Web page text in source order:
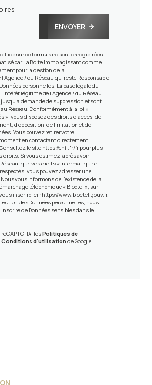
ENVOYER
sur ce formulaire sont enregistrées
par La Boite Immo agissant comme
pour la gestion de la
/ du Réseau qui reste Responsable
personnelles. La base légale du
légitime de l'Agence / du Réseau.
demande de suppression et sont
Réseau. Conformément à la loi «
», vous disposez des droits d’accès, de
d’opposition, de limitation et de
Vous pouvez retirer votre
en contactant directement
Consultez le site https://cnil.fr/frpour plus
droits. Si vous estimez, après avoir
que vos droits « Informatique et
vous pouvez adresser une
vous informons de l’existence de la
téléphonique « Bloctel », sur
inscrire ici :https://www.bloctel.gouv.fr.
des Données personnelles, nous
de Données sensibles dans le
lesPolitiques de
Conditions d'utilisation de Google